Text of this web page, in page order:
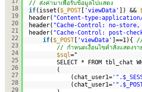
18
19
20
21
22
23
24
25
26
27
28
29
// ส่งค่ามาเพื่อรับข้อมูลไปแสดง
if(isset( $_POST [ 'viewData' ]) &&
header( "Content-
header( "Cache-Control: no-
header( "Cache-Control: post-
if( $_POST [ 'viewData' ]==1){ //
// กำหนดเงื่อนไขคำสั่งแสดงรา
$sql="
SELECT * FROM tbl_chat
(
(chat_user1=
(chat_user1=